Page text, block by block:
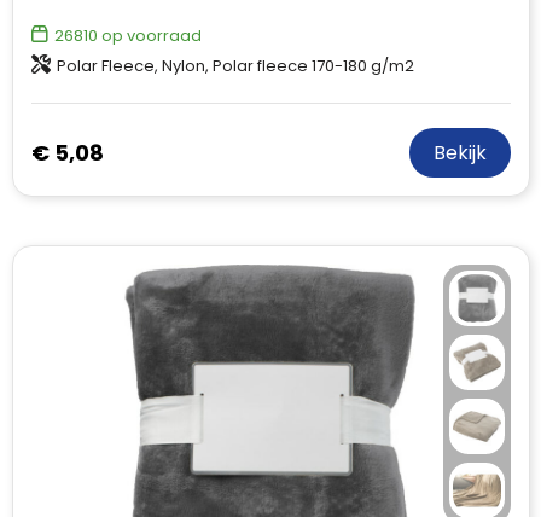
26810 op voorraad
Polar Fleece, Nylon, Polar fleece 170-180 g/m2
€ 5,08 Bekijk